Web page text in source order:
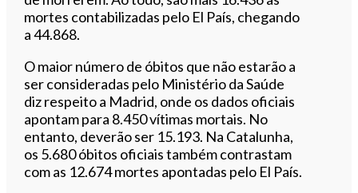
mortes contabilizadas pelo El País, chegando
a 44.868.
O maior número de óbitos que não estarão a
ser consideradas pelo Ministério da Saúde
diz respeito a Madrid, onde os dados oficiais
apontam para 8.450 vítimas mortais. No
entanto, deverão ser 15.193. Na Catalunha,
os 5.680 óbitos oficiais também contrastam
com as 12.674 mortes apontadas pelo El País.